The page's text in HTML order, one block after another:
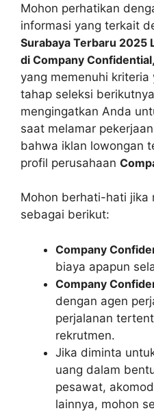
Mohon perhatikan
informasi yang terkait
Surabaya Terbaru 2025
di Company Confidential,
yang memenuhi
tahap seleksi
mengingatkan Anda
saat melamar
bahwa iklan lowongan
profil perusahaan
Mohon berhati-hati jika
sebagai berikut:
Company
biaya apapun
Company
dengan agen
perjalanan
rekrutmen.
Jika diminta
uang dalam
pesawat,
lainnya, mohon